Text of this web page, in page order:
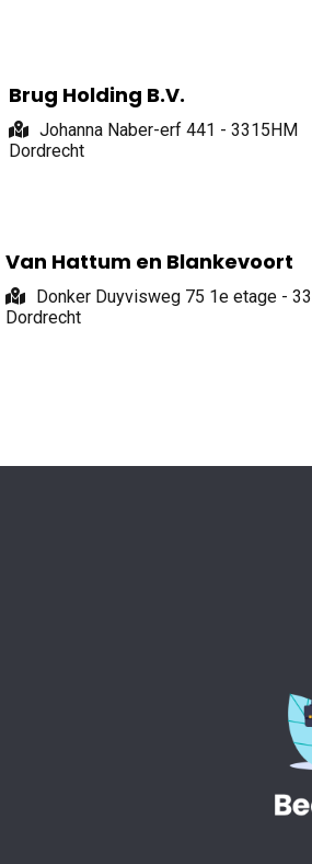
Brug Holding B.V.
Johanna Naber-erf 441 - 3315HM
Dordrecht
Van Hattum en Blankevoort
Donker Duyvisweg 75 1e etage -
Dordrecht